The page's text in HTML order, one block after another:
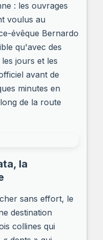
: les ouvrages
voulus au
évêque Bernardo
qu'avec des
jours et les
avant de
minutes en
de la route
la
sans effort, le
destination
collines qui